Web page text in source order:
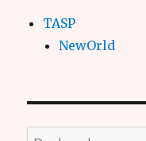
TASP
NewOrld
Recherche